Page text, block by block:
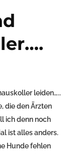
leiden…..
die den Ärzten
ich denn noch
ist alles anders.
Hunde fehlen